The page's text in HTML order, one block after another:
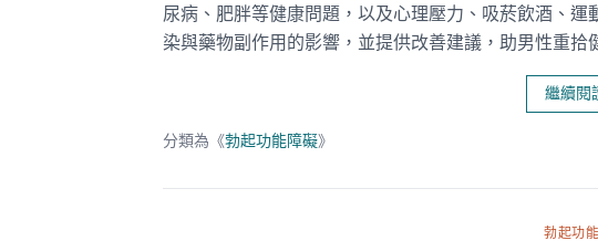
尿病、肥胖等健康問題，以及心理壓力、吸菸飲酒、
染與藥物副作用的影響，並提供改善建議，助男性重拾
繼續閱
分類為《勃起功能障礙》
勃起功